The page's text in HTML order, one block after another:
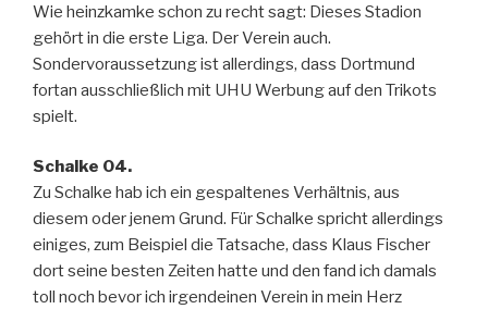
Wie heinzkamke schon zu recht sagt: Dieses Stadion
gehört in die erste Liga. Der Verein auch.
Sondervoraussetzung ist allerdings, dass Dortmund
fortan ausschließlich mit UHU Werbung auf den Trikots
spielt.
Schalke 04.
Zu Schalke hab ich ein gespaltenes Verhältnis, aus
diesem oder jenem Grund. Für Schalke spricht allerdings
einiges, zum Beispiel die Tatsache, dass Klaus Fischer
dort seine besten Zeiten hatte und den fand ich damals
toll noch bevor ich irgendeinen Verein in mein Herz